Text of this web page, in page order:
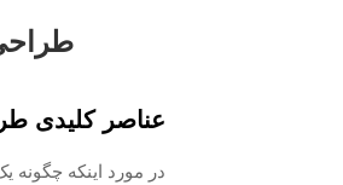
عناصر کلیدی
در مورد اینکه چگونه